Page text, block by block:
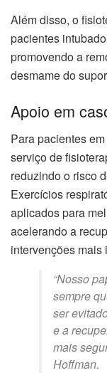
Além disso, o
pacientes
promovendo a
desmame do
Apoio em
Para pacientes
serviço de
reduzindo o risco
Exercícios
aplicados para
acelerando a
intervenções mais
“Nosso
sempre
ser
e a
mais
Hoffman.